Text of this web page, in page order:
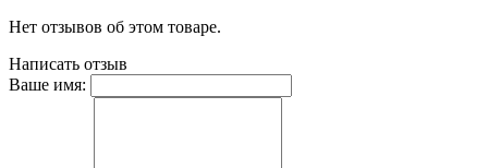
Нет отзывов об этом товаре.
Написать отзыв
Ваше имя: